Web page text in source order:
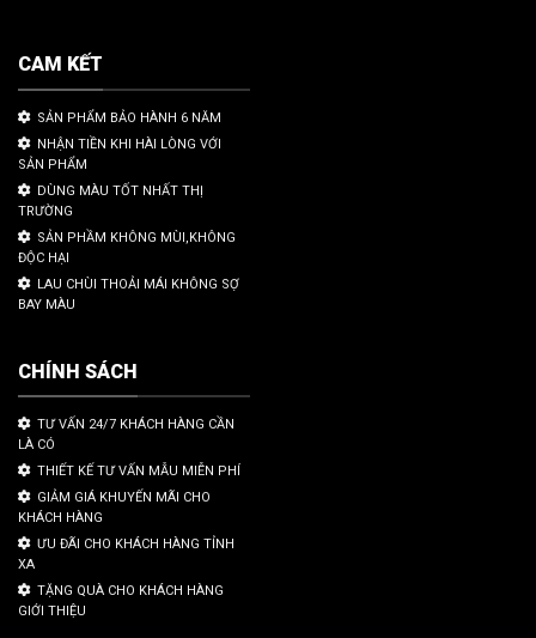
CAM KẾT
SẢN PHẨM BẢO HÀNH 6 NĂM
NHẬN TIỀN KHI HÀI LÒNG VỚI
SẢN PHẨM
DÙNG MÀU TỐT NHẤT THỊ
TRƯỜNG
SẢN PHẦM KHÔNG MÙI,KHÔNG
ĐỘC HẠI
LAU CHÙI THOẢI MÁI KHÔNG SỢ
BAY MÀU
CHÍNH SÁCH
TƯ VẤN 24/7 KHÁCH HÀNG CẦN
LÀ CÓ
THIẾT KẾ TƯ VẤN MẪU MIỄN PHÍ
GIẢM GIÁ KHUYẾN MÃI CHO
KHÁCH HÀNG
ƯU ĐÃI CHO KHÁCH HÀNG TỈNH
XA
TẶNG QUÀ CHO KHÁCH HÀNG
GIỚI THIỆU